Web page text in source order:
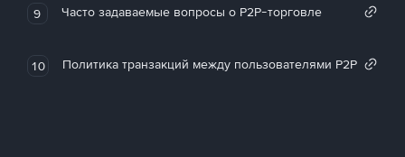
9 Часто задаваемые вопросы о P2P-торговле
10 Политика транзакций между пользователями P2P